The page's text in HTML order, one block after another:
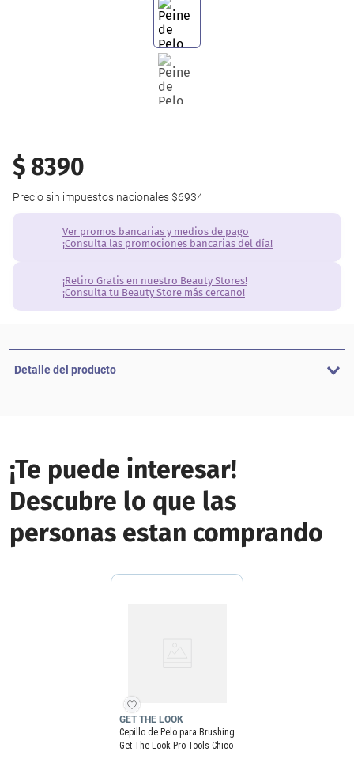
$ 8390
Precio sin impuestos nacionales $6934
Ver promos bancarias y medios de pago
¡Consulta las promociones bancarias del día!
¡Retiro Gratis en nuestro Beauty Stores!
¡Consulta tu Beauty Store más cercano!
Detalle del producto
¡Te puede interesar!
Descubre lo que las
personas estan comprando
GET THE LOOK
Cepillo de Pelo para Brushing
Get The Look Pro Tools Chico